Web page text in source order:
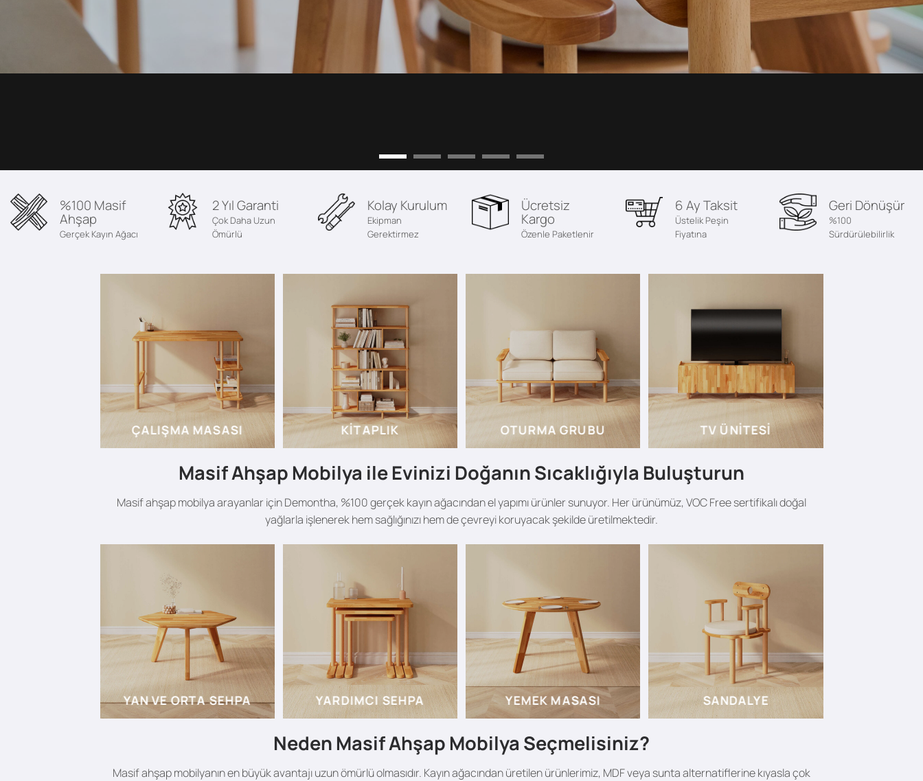
%100 Masif
Ahşap
Gerçek Kayın Ağacı
2 Yıl Garanti
Çok Daha Uzun
Ömürlü
Kolay Kurulum
Ekipman
Gerektirmez
Ücretsiz
Kargo
Özenle Paketlenir
6 Ay Taksit
Üstelik Peşin
Fiyatına
Geri Dönüşür
%100
Sürdürülebilirlik
ÇALIŞMA MASASI KITAPLIK OTURMA GRUBU TV ÜNITESI
Masif Ahşap Mobilya ile Evinizi Doğanın Sıcaklığıyla Buluşturun
Masif ahşap mobilya arayanlar için Demontha, %100 gerçek kayın ağacından el yapımı ürünler sunuyor. Her ürünümüz, VOC Free sertifikalı doğal
yağlarla işlenerek hem sağlığınızı hem de çevreyi koruyacak şekilde üretilmektedir.
YAN VE ORTA SEHPA YARDIMCI SEHPA YEMEK MASASI SANDALYE
Neden Masif Ahşap Mobilya Seçmelisiniz?
Masif ahşap mobilyanın en büyük avantajı uzun ömürlü olmasıdır. Kayın ağacından üretilen ürünlerimiz, MDF veya sunta alternatiflerine kıyasla çok